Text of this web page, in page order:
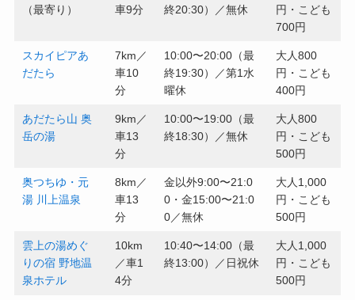
（最寄り）
車9分
終20:30）／無休
円・こども
700円
スカイピアあ
だたら
7km／
車10
分
10:00〜20:00（最
終19:30）／第1水
曜休
大人800
円・こども
400円
あだたら山 奥
岳の湯
9km／
車13
分
10:00〜19:00（最
終18:30）／無休
大人800
円・こども
500円
奥つちゆ・元
湯 川上温泉
8km／
車13
分
金以外9:00〜21:0
0・金15:00〜21:0
0／無休
大人1,000
円・こども
500円
雲上の湯めぐ
りの宿 野地温
泉ホテル
10km
／車1
4分
10:40〜14:00（最
終13:00）／日祝休
大人1,000
円・こども
500円